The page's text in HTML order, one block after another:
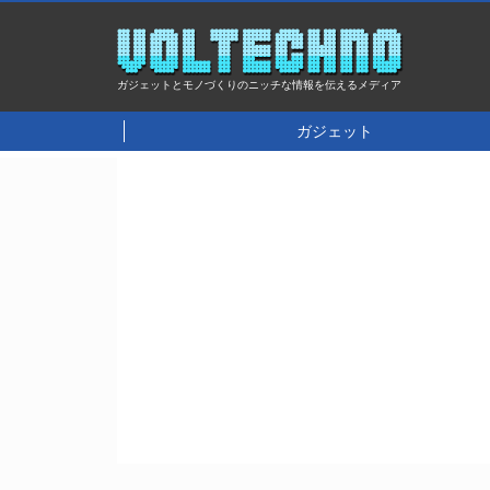
ガジェットとモノづくりのニッチな情報を伝えるメディア
ガジェット